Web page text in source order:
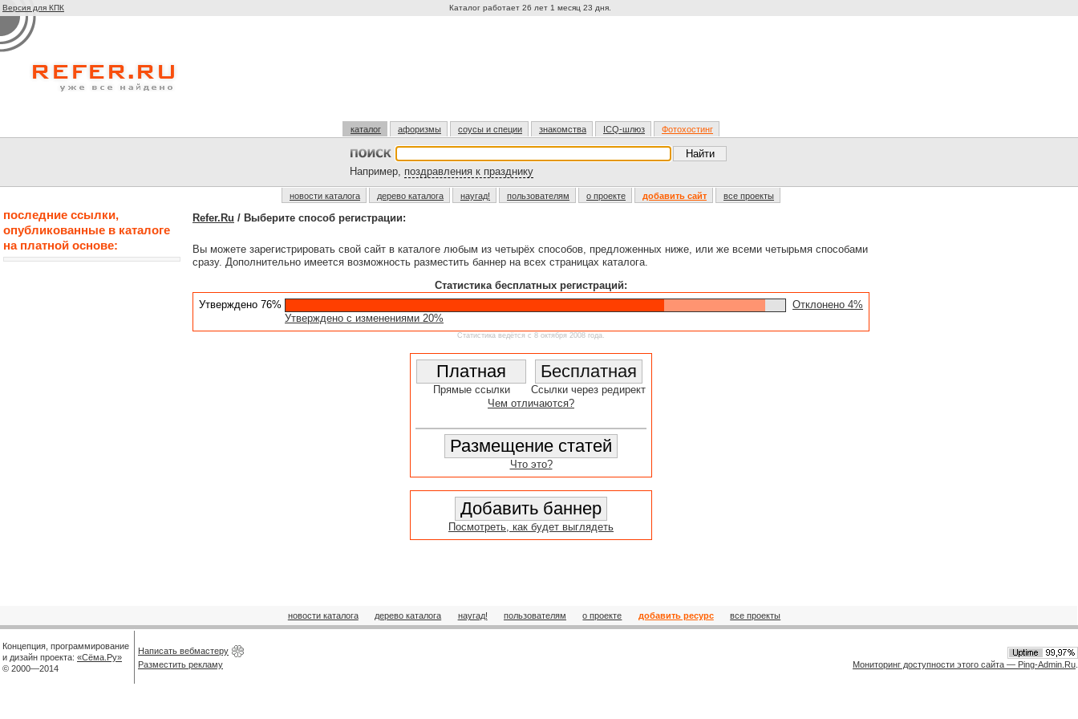
Версия для КПК Каталог работает 26 лет 1 месяц 23 дня.
каталог афоризмы соусы и специи знакомства ICQ-шлюз Фотохостинг
Например, поздравления к празднику
новости каталога дерево каталога наугад! пользователям о проекте добавить сайт все проекты
последние ссылки,
опубликованные в каталоге
на платной основе:
Refer.Ru / Выберите способ регистрации:
Вы можете зарегистрировать свой сайт в каталоге любым из четырёх способов, предложенных ниже, или же всеми четырьмя способами
сразу. Дополнительно имеется возможность разместить баннер на всех страницах каталога.
Статистика бесплатных регистраций:
Утверждено 76%
Отклонено 4%
Утверждено с изменениями 20%
Статистика ведётся с 8 октября 2008 года.
Прямые ссылки
Ссылки через редирект
Чем отличаются?
Что это?
Посмотреть, как будет выглядеть
новости каталога дерево каталога наугад! пользователям о проекте добавить ресурс все проекты
Концепция, программирование
и дизайн проекта: «Сёма.Ру»
© 2000—2014
Написать вебмастеру
Разместить рекламу
Мониторинг доступности этого сайта — Ping-Admin.Ru